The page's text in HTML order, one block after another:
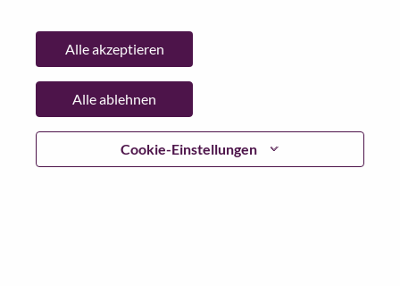
Cookie-Einstellungen
Alle akzeptieren
Alle ablehnen
Go Back